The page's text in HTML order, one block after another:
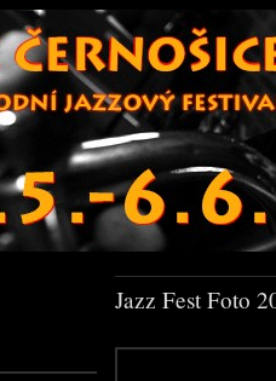
Jazz Fest Foto